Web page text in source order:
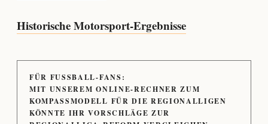
Historische Motorsport-Ergebnisse
FÜR FUSSBALL-FANS:
MIT UNSEREM ONLINE-RECHNER ZUM
KOMPASSMODELL FÜR DIE REGIONALLIGEN
KÖNNTE IHR VORSCHLÄGE ZUR